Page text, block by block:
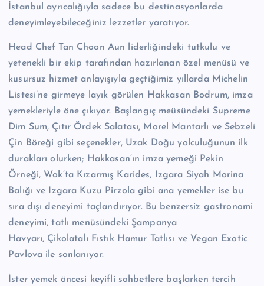
İstanbul ayrıcalığıyla sadece bu destinasyonlarda
deneyimleyebileceğiniz lezzetler yaratıyor.
Head Chef Tan Choon Aun liderliğindeki tutkulu ve
yetenekli bir ekip tarafından hazırlanan özel menüsü ve
kusursuz hizmet anlayışıyla geçtiğimiz yıllarda Michelin
Listesi’ne girmeye layık görülen Hakkasan Bodrum, imza
yemekleriyle öne çıkıyor. Başlangıç meüsündeki Supreme
Dim Sum, Çıtır Ördek Salatası, Morel Mantarlı ve Sebzeli
Çin Böreği gibi seçenekler, Uzak Doğu yolculuğunun ilk
durakları olurken; Hakkasan’ın imza yemeği Pekin
Örneği, Wok’ta Kızarmış Karides, Izgara Siyah Morina
Balığı ve Izgara Kuzu Pirzola gibi ana yemekler ise bu
sıra dışı deneyimi taçlandırıyor. Bu benzersiz gastronomi
deneyimi, tatlı menüsündeki Şampanya
Havyarı, Çikolatalı Fıstık Hamur Tatlısı ve Vegan Exotic
Pavlova ile sonlanıyor.
İster yemek öncesi keyifli sohbetlere başlarken tercih